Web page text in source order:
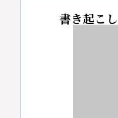
書き起こ